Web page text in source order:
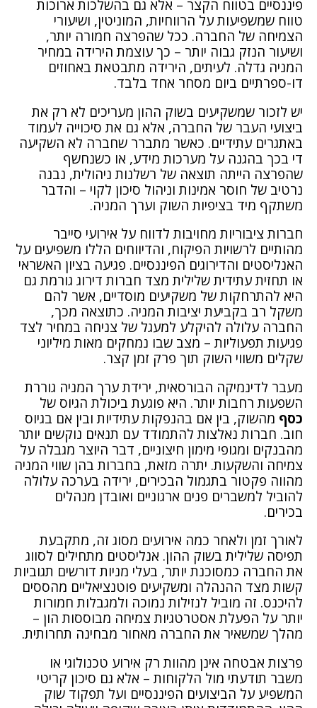
פיננסיים בטווח הקצר – אלא גם בהשלכות ארוכות
טווח שמשפיעות על הרווחיות, המוניטין, ושיעורי
הצמיחה של החברה. ככל שהפרצה חמורה יותר,
ושיעור הנזק גבוה יותר – כך עוצמת הירידה במחיר
המניה גדלה. לעיתים, הירידה מתבטאת באחוזים
דו-ספרתיים ביום מסחר אחד בלבד.
יש לזכור שמשקיעים בשוק ההון מעריכים לא רק את
ביצועי העבר של החברה, אלא גם את סיכוייה לעמוד
באתגרים עתידיים. כאשר מתברר שחברה לא השקיעה
די בכך בהגנה על מערכות מידע, או כשנחשף
שהפרצה הייתה תוצאה של רשלנות ניהולית, נבנה
נרטיב של חוסר אמינות וניהול סיכון לקוי – והדבר
משתקף מיד בציפיות השוק וערך המניה.
חברות ציבוריות מחויבות לדווח על אירועי סייבר
מהותיים לרשויות הפיקוח, והדיווחים הללו משפיעים על
האנליסטים והדירוגים הפיננסיים. פגיעה בציון האשראי
או תחזית עתידית שלילית מצד חברות דירוג גורמת גם
היא להתרחקות של משקיעים מוסדיים, אשר להם
משקל רב בקביעת יציבות המניה. כתוצאה מכך,
החברה עלולה להיקלע למעגל של צניחה במחיר לצד
פגיעות תפעוליות – מצב שבו נמחקים מאות מיליוני
שקלים משווי השוק תוך פרק זמן קצר.
מעבר לדינמיקה הבורסאית, ירידת ערך המניה גוררת
השפעות רחבות יותר. היא פוגעת ביכולת הגיוס של
כסף מהשוק, בין אם בהנפקות עתידיות ובין אם בגיוס
חוב. חברות נאלצות להתמודד עם תנאים נוקשים יותר
מהבנקים ומגופי מימון חיצוניים, דבר היוצר מגבלה על
צמיחה והשקעות. יתרה מזאת, בחברות בהן שווי המניה
מהווה פקטור בתגמול הבכירים, ירידה בערכה עלולה
להוביל למשברים פנים ארגוניים ואובדן מנהלים
בכירים.
לאורך זמן ולאחר כמה אירועים מסוג זה, מתקבעת
תפיסה שלילית בשוק ההון. אנליסטים מתחילים לסווג
את החברה כמסוכנת יותר, בעלי מניות דורשים תגוביות
קשות מצד ההנהלה ומשקיעים פוטנציאליים מהססים
להיכנס. זה מוביל לנזילות נמוכה ולמגבלות חמורות
יותר על הפעלת אסטרטגיות צמיחה מבוססות הון –
מהלך שמשאיר את החברה מאחור מבחינה תחרותית.
פרצות אבטחה אינן מהוות רק אירוע טכנולוגי או
משבר תודעתי מול הלקוחות – אלא גם סיכון קריטי
המשפיע על הביצועים הפיננסיים ועל תפקוד שוק